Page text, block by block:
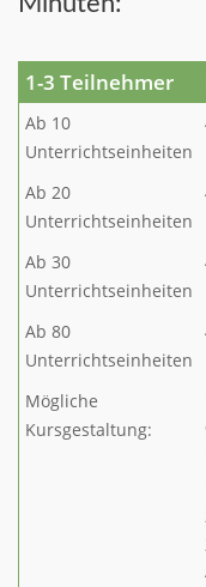
1-3 Teilnehmer
Ab 10
Unterrichtseinheiten
Ab 20
Unterrichtseinheiten
Ab 30
Unterrichtseinheiten
Ab 80
Unterrichtseinheiten
Mögliche
Kursgestaltung: